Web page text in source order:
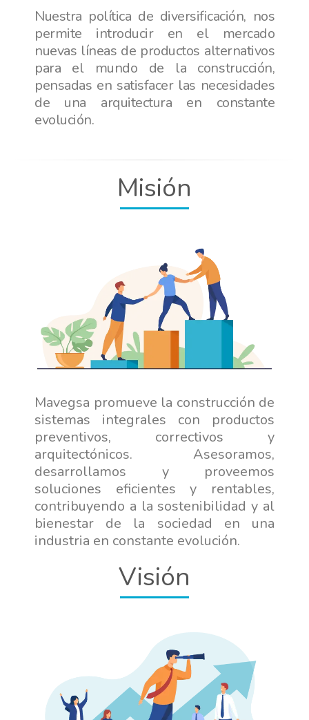
Nuestra política de diversificación, nos
permite introducir en el mercado
nuevas líneas de productos alternativos
para el mundo de la construcción,
pensadas en satisfacer las necesidades
de una arquitectura en constante
evolución.
Misión
Mavegsa promueve la construcción de
sistemas integrales con productos
preventivos, correctivos y
arquitectónicos. Asesoramos,
desarrollamos y proveemos
soluciones eficientes y rentables,
contribuyendo a la sostenibilidad y al
bienestar de la sociedad en una
industria en constante evolución.
Visión